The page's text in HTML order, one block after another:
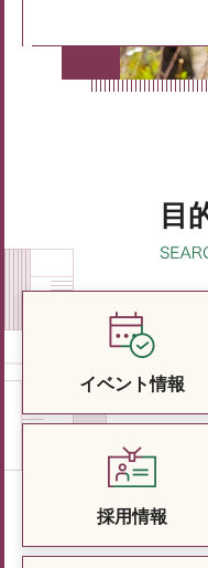
目
イベント情報
採用情報